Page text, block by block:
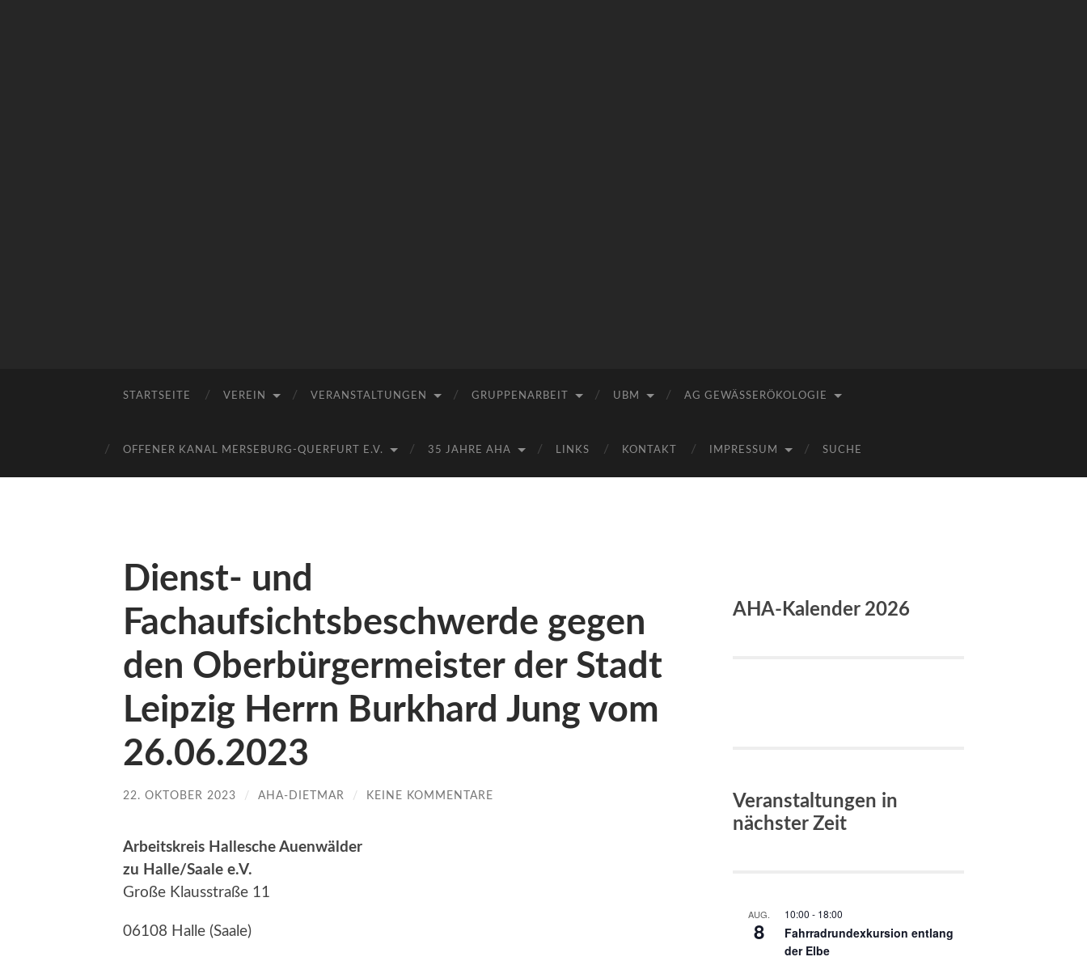
e.V.
STARTSEITE VEREIN VERANSTALTUNGEN GRUPPENARBEIT UBM AG GEWÄSSERÖKOLOGIE
OFFENER KANAL MERSEBURG-QUERFURT E.V. 35 JAHRE AHA LINKS KONTAKT IMPRESSUM SUCHE
Dienst- und
Fachaufsichtsbeschwerde gegen
den Oberbürgermeister der Stadt
Leipzig Herrn Burkhard Jung vom
26.06.2023
22. OKTOBER 2023 / AHA-DIETMAR / KEINE KOMMENTARE
Arbeitskreis Hallesche Auenwälder
zu Halle/Saale e.V.
Große Klausstraße 11
06108 Halle (Saale)
AHA-Kalender 2026
Veranstaltungen in
nächster Zeit
AUG.
8
10:00 - 18:00
Fahrradrundexkursion entlang
der Elbe